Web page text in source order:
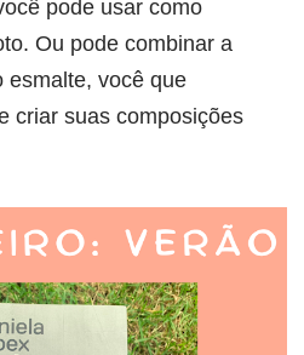
pode usar como
Ou pode combinar a
esmalte, você que
criar suas composições